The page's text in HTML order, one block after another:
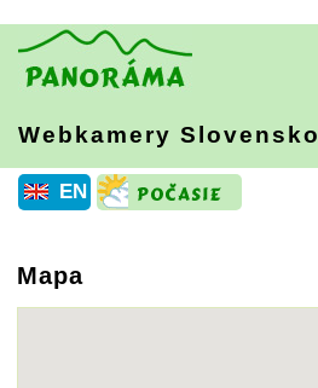
Webkamery Slovensko
EN
Mapa